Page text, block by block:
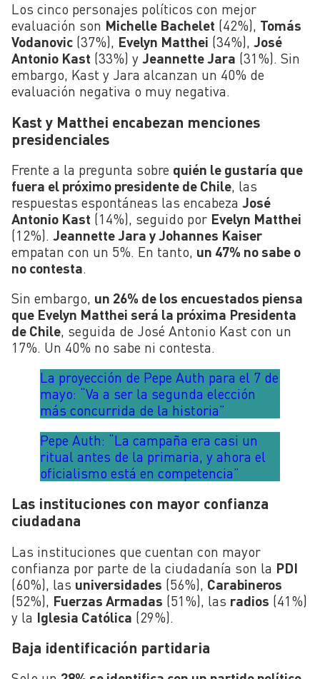
Los cinco personajes políticos con mejor
evaluación son Michelle Bachelet (42%), Tomás
Vodanovic (37%), Evelyn Matthei (34%), José
Antonio Kast (33%) y Jeannette Jara (31%). Sin
embargo, Kast y Jara alcanzan un 40% de
evaluación negativa o muy negativa.
Kast y Matthei encabezan menciones
presidenciales
Frente a la pregunta sobre quién le gustaría que
fuera el próximo presidente de Chile, las
respuestas espontáneas las encabeza José
Antonio Kast (14%), seguido por Evelyn Matthei
(12%). Jeannette Jara y Johannes Kaiser
empatan con un 5%. En tanto, un 47% no sabe o
no contesta.
Sin embargo, un 26% de los encuestados piensa
que Evelyn Matthei será la próxima Presidenta
de Chile, seguida de José Antonio Kast con un
17%. Un 40% no sabe ni contesta.
La proyección de Pepe Auth para el 7 de
mayo: “Va a ser la segunda elección
más concurrida de la historia”
Pepe Auth: “La campaña era casi un
ritual antes de la primaria, y ahora el
oficialismo está en competencia”
Las instituciones con mayor confianza
ciudadana
Las instituciones que cuentan con mayor
confianza por parte de la ciudadanía son la PDI
(60%), las universidades (56%), Carabineros
(52%), Fuerzas Armadas (51%), las radios (41%)
y la Iglesia Católica (29%).
Baja identificación partidaria